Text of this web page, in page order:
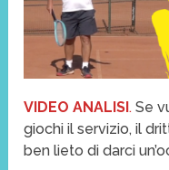
VIDEO ANALISI. Se
giochi il servizio, il
ben lieto di darci